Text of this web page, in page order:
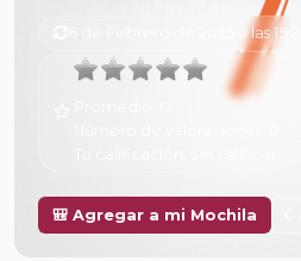
6 de Febrero de 2025 a las 15:24
🎒 Agregar a mi Mochila